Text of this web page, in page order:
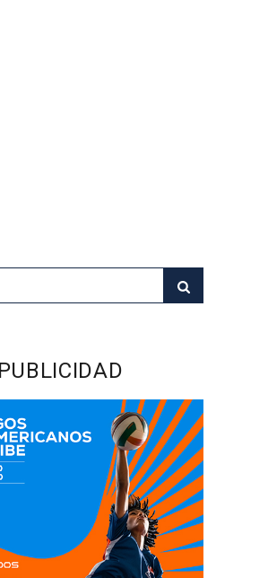
PUBLICIDAD